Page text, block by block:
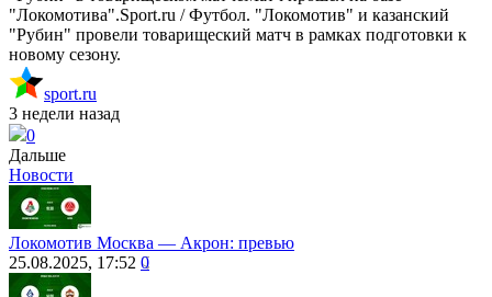
"Локомотива".Sport.ru / Футбол. "Локомотив" и казанский
"Рубин" провели товарищеский матч в рамках подготовки к
новому сезону.
sport.ru
3 недели назад
0
Дальше
Новости
Локомотив Москва ― Акрон: превью
25.08.2025, 17:52 0